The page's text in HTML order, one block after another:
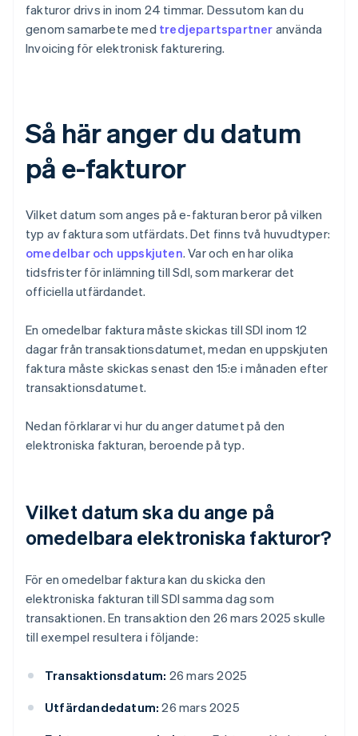
fakturor drivs in inom 24 timmar. Dessutom kan du
genom samarbete med tredjepartspartner använda
Invoicing för elektronisk fakturering.
Så här anger du datum
på e-fakturor
Vilket datum som anges på e-fakturan beror på vilken
typ av faktura som utfärdats. Det finns två huvudtyper:
omedelbar och uppskjuten. Var och en har olika
tidsfrister för inlämning till SdI, som markerar det
officiella utfärdandet.
En omedelbar faktura måste skickas till SDI inom 12
dagar från transaktionsdatumet, medan en uppskjuten
faktura måste skickas senast den 15:e i månaden efter
transaktionsdatumet.
Nedan förklarar vi hur du anger datumet på den
elektroniska fakturan, beroende på typ.
Vilket datum ska du ange på
omedelbara elektroniska fakturor?
För en omedelbar faktura kan du skicka den
elektroniska fakturan till SDI samma dag som
transaktionen. En transaktion den 26 mars 2025 skulle
till exempel resultera i följande:
Transaktionsdatum: 26 mars 2025
Utfärdandedatum: 26 mars 2025